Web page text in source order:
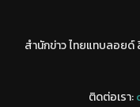
สำนักข่าว ไทยแทบลอย
ติดต่อเรา: